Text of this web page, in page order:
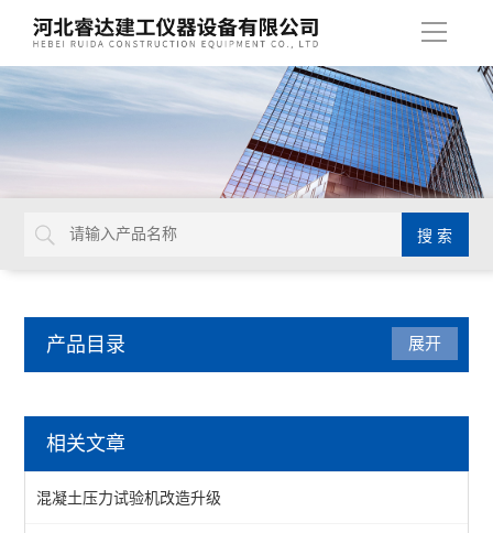
导
产品目录
数字式旋转粘度计
路面橡胶沥青灌封胶拉伸试验仪
展开
相关文章
混凝土压力试验机改造升级